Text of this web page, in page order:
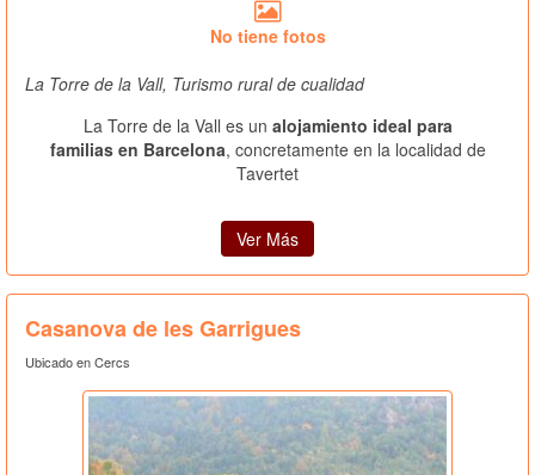
No tiene fotos
La Torre de la Vall, Turismo rural de cualidad
La Torre de la Vall es un alojamiento ideal para
familias en Barcelona, concretamente en la localidad de
Tavertet
Ver Más
Casanova de les Garrigues
Ubicado en Cercs